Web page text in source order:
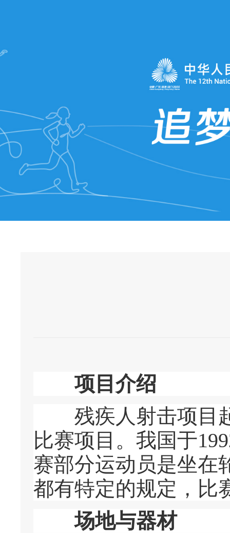
项目介绍
残疾人射击项目起
比赛项目。我国于
赛部分运动员是坐在
都有特定的规定，比
场地与器材